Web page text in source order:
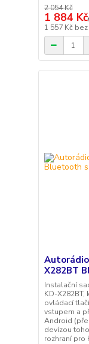
2 054 Kč
1 884 Kč/
1 557 Kč bez
Autorádio
X282BT
Instalační
KD-
ovládací
vstupem a
Android
devízou
rozhraní pro